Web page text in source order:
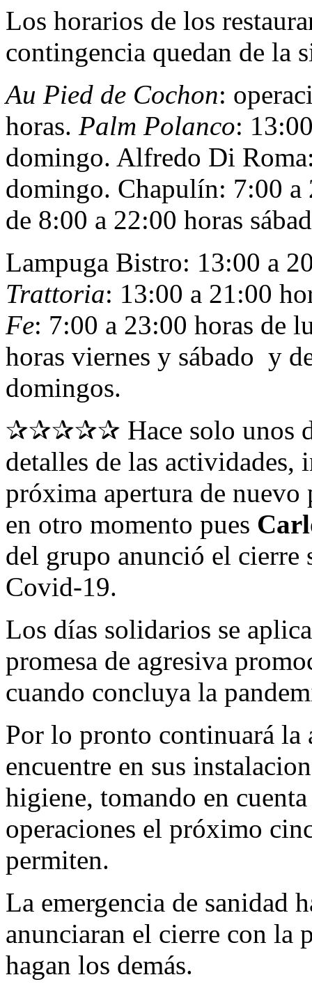
Los horarios de los
contingencia quedan de la
Au Pied de Cochon:
horas. Palm Polanco:
domingo. Alfredo Di
domingo. Chapulín: 7:00 a
de 8:00 a 22:00 horas
Lampuga Bistro: 13:00 a
Trattoria: 13:00 a 21:00
Fe: 7:00 a 23:00 horas de
horas viernes y sábado y
domingos.
✰✰✰✰✰ Hace solo unos
detalles de las actividades,
próxima apertura de
en otro momento pues
del grupo anunció el cierre
Covid-19.
Los días solidarios se
promesa de agresiva
cuando concluya la
Por lo pronto continuará la
encuentre en sus
higiene, tomando en
operaciones el próximo
permiten.
La emergencia de sanidad
anunciaran el cierre con la
hagan los demás.